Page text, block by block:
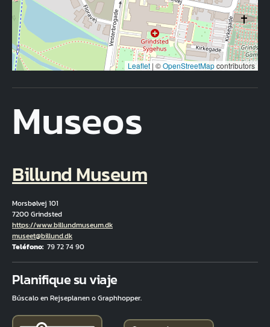
Leaflet | ©OpenStreetMapcontributors
Museos
Billund Museum
Morsbølvej 101
7200 Grindsted
Hjemmeside
https://www.billundmuseum.dk
Correo electrónico
museet@billund.dk
Teléfono 79 72 74 90
Planifique su viaje
Búscalo en Rejseplanen o Graphhopper.